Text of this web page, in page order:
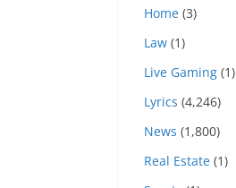
Home (3)
Law (1)
Live Gaming (1)
Lyrics (4,246)
News (1,800)
Real Estate (1)